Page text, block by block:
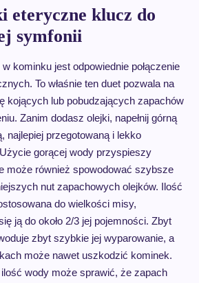
eteryczne klucz do
symfonii
kominku jest odpowiednie połączenie
To właśnie ten duet pozwala na
kojących lub pobudzających zapachów
Zanim dodasz olejki, napełnij górną
najlepiej przegotowaną i lekko
gorącej wody przyspieszy
może również spowodować szybsze
nut zapachowych olejków. Ilość
do wielkości misy,
ją do około 2/3 jej pojemności. Zbyt
zbyt szybkie jej wyparowanie, a
może nawet uszkodzić kominek.
wody może sprawić, że zapach